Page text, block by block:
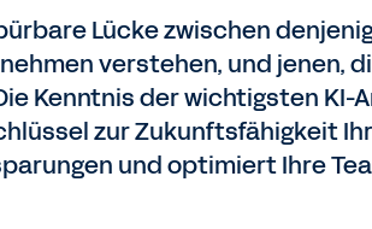
Lücke zwischen
verstehen, und jenen,
Kenntnis der wichtigsten KI-
zur Zukunftsfähigkeit
und optimiert Ihre